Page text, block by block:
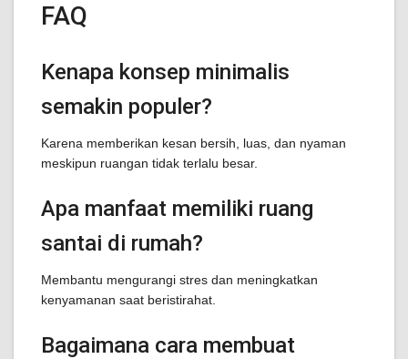
FAQ
Kenapa konsep minimalis
semakin populer?
Karena memberikan kesan bersih, luas, dan nyaman
meskipun ruangan tidak terlalu besar.
Apa manfaat memiliki ruang
santai di rumah?
Membantu mengurangi stres dan meningkatkan
kenyamanan saat beristirahat.
Bagaimana cara membuat